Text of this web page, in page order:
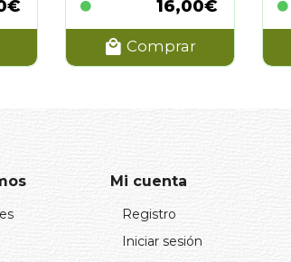
16,00€
Comprar
Mi cuenta
Registro
Iniciar sesión